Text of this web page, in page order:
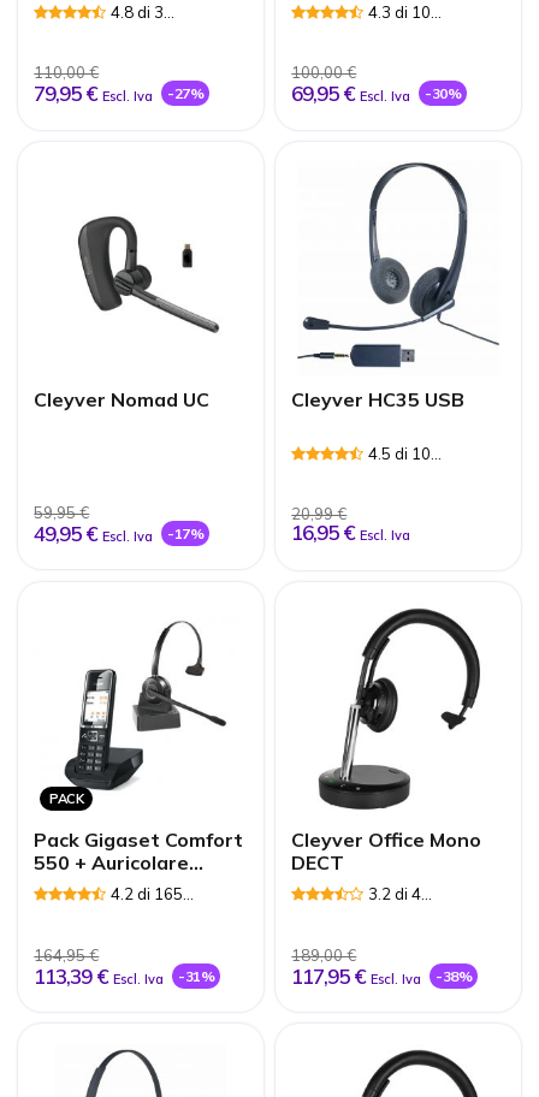
4.8 di 3
110,00 €
79,95 € Escl. Iva -27%
4.3 di 10
100,00 €
69,95 € Escl. Iva -30%
Cleyver Nomad UC
59,95 €
49,95 € Escl. Iva -17%
Cleyver HC35 USB
4.5 di 10
20,99 €
16,95 € Escl. Iva
PACK
Pack Gigaset Comfort
550 + Auricolare
Cleyver HW10
4.2 di 165
164,95 €
113,39 € Escl. Iva -31%
Cleyver Office Mono
DECT
3.2 di 4
189,00 €
117,95 € Escl. Iva -38%